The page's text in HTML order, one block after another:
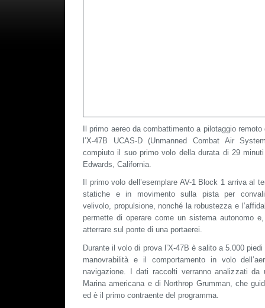
Il primo aereo da combattimento a pilotaggio
l’X-47B UCAS-D (Unmanned Combat Air
compiuto il suo primo volo della durata di 29
Edwards, California.
Il primo volo dell’esemplare AV-1 Block 1 arriva al
statiche e in movimento sulla pista per
velivolo, propulsione, nonché la robustezza e
permette di operare come un sistema autonomo
atterrare sul ponte di una portaerei.
Durante il volo di prova l’X-47B è salito a 5.000
manovrabilità e il comportamento in volo
navigazione. I dati raccolti verranno analizzati da
Marina americana e di Northrop Grumman, che
ed è il primo contraente del programma.